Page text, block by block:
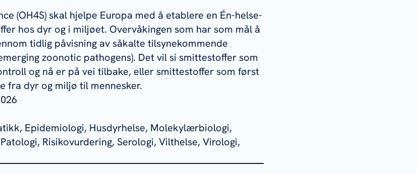
(OH4S) skal hjelpe Europa med å etablere en Én-helse-
hos dyr og i miljøet. Overvåkingen som har som mål å
tidlig påvisning av såkalte tilsynekommende
zoonotic pathogens). Det vil si smittestoffer som
og nå er på vei tilbake, eller smittestoffer som først
fra dyr og miljø til mennesker.
Epidemiologi, Husdyrhelse, Molekylærbiologi,
Risikovurdering, Serologi, Vilthelse, Virologi,